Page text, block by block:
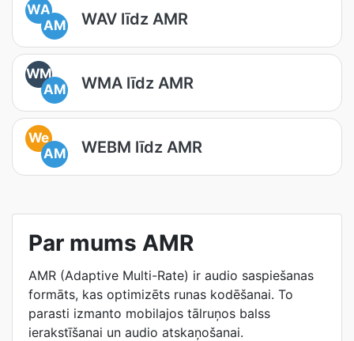
WA
AM
WAV līdz AMR
WM
AM
WMA līdz AMR
We
AM
WEBM līdz AMR
Par mums AMR
AMR (Adaptive Multi-Rate) ir audio saspiešanas
formāts, kas optimizēts runas kodēšanai. To
parasti izmanto mobilajos tālruņos balss
ierakstīšanai un audio atskaņošanai.